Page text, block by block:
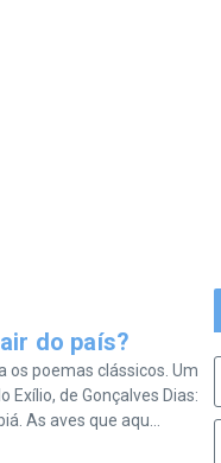
do país?
os poemas clássicos. Um
Exílio, de Gonçalves Dias:
As aves que aqu...